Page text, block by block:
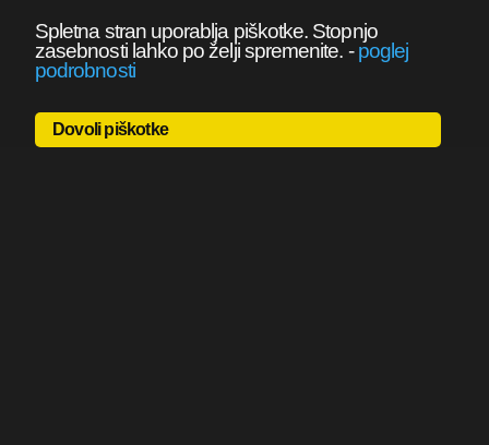
Spletna stran uporablja piškotke. Stopnjo
zasebnosti lahko po želji spremenite. -poglej
podrobnosti
Dovoli piškotke